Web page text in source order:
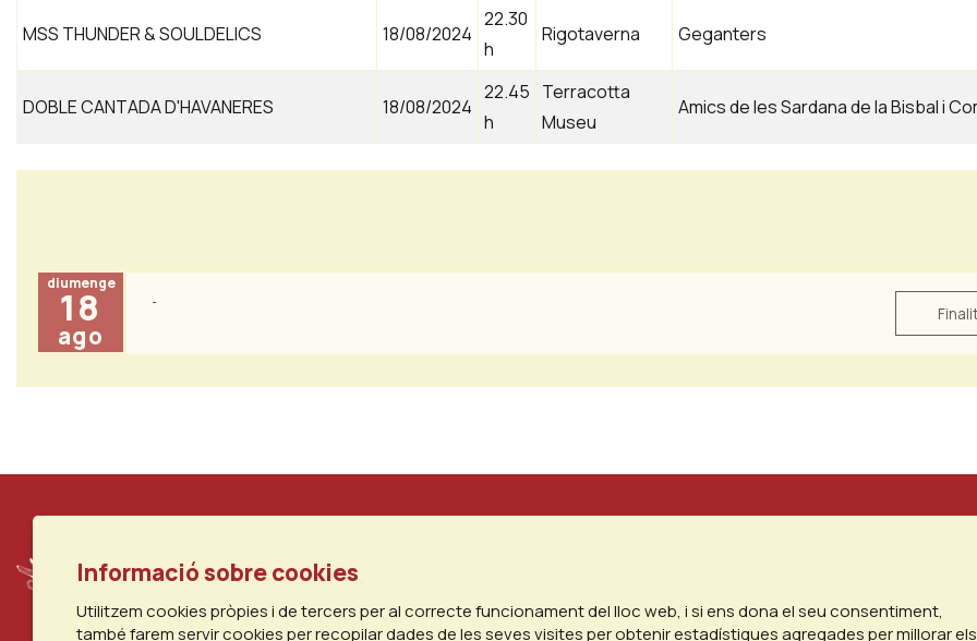
MSS THUNDER & SOULDELICS 18/08/2024
22.30
h
Rigotaverna Geganters
DOBLE CANTADA D'HAVANERES 18/08/2024
22.45
h
Terracotta
Museu
Amics de les Sardana de la Bisbal i
diumenge
18
ago
Informació sobre cookies
Utilitzem cookies pròpies i de tercers per al correcte funcionament del lloc web, i si ens dona el seu consentiment,
també farem servir cookies per recopilar dades de les seves visites per obtenir estadístiques agregades per millorar els